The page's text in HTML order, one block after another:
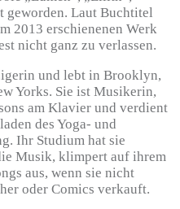
geworden. Laut Buchtitel
2013 erschienenen Werk
nicht ganz zu verlassen.
und lebt in Brooklyn,
Yorks. Sie ist Musikerin,
am Klavier und verdient
des Yoga- und
Ihr Studium hat sie
Musik, klimpert auf ihrem
aus, wenn sie nicht
oder Comics verkauft.